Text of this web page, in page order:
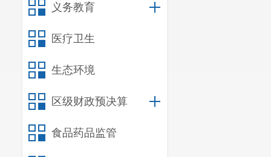
义务教育
医疗卫生
生态环境
区级财政预决算
食品药品监管